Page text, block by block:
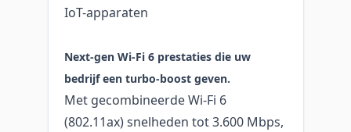
IoT-apparaten
Next‑gen Wi‑Fi 6 prestaties die uw
bedrijf een turbo‑boost geven.
Met gecombineerde Wi-Fi 6
(802.11ax) snelheden tot 3.600 Mbps,